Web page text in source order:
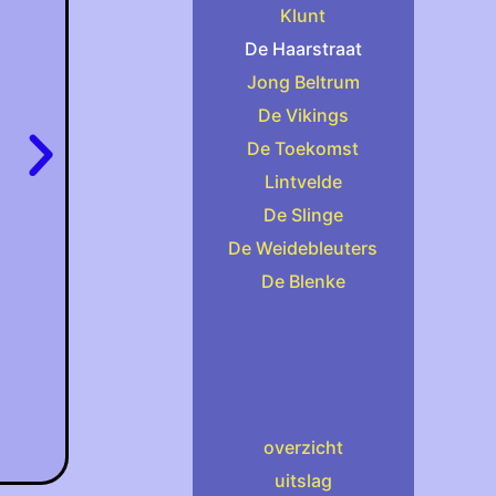
Klunt
De Haarstraat
Jong Beltrum
De Vikings
De Toekomst
Lintvelde
De Slinge
De Weidebleuters
De Blenke
overzicht
uitslag